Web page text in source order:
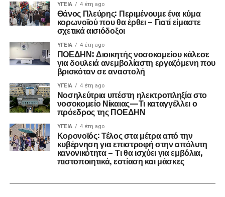
ΥΓΕΊΑ 4 έτη ago
Θάνος Πλεύρης: Περιμένουμε ένα κύμα
κορωνοϊού που θα έρθει – Γιατί είμαστε
σχετικά αισιόδοξοι
ΥΓΕΊΑ 4 έτη ago
ΠΟΕΔΗΝ: Διοικητής νοσοκομείου κάλεσε
για δουλειά ανεμβολίαστη εργαζόμενη που
βρισκόταν σε αναστολή
ΥΓΕΊΑ 4 έτη ago
Νοσηλεύτρια υπέστη ηλεκτροπληξία στο
νοσοκομείο Νίκαιας—Τι καταγγέλλει ο
πρόεδρος της ΠΟΕΔΗΝ
ΥΓΕΊΑ 4 έτη ago
Κορονοϊός: Τέλος στα μέτρα από την
κυβέρνηση για επιστροφή στην απόλυτη
κανονικότητα – Τι θα ισχύει για εμβόλια,
πιστοποιητικά, εστίαση και μάσκες